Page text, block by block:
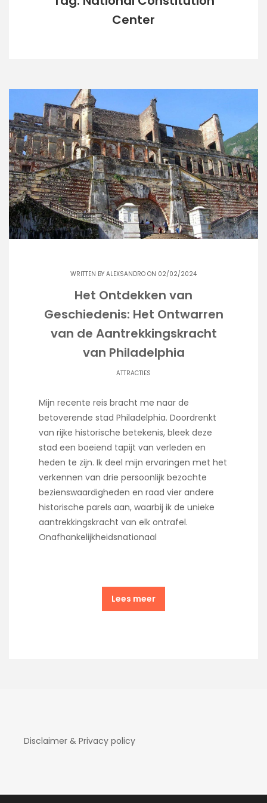
Center
WRITTEN BY ALEXSANDRO ON 02/02/2024
Het Ontdekken van
Geschiedenis: Het Ontwarren
van de Aantrekkingskracht
van Philadelphia
ATTRACTIES
Mijn recente reis bracht me naar de
betoverende stad Philadelphia. Doordrenkt
van rijke historische betekenis, bleek deze
stad een boeiend tapijt van verleden en
heden te zijn. Ik deel mijn ervaringen met het
verkennen van drie persoonlijk bezochte
bezienswaardigheden en raad vier andere
historische parels aan, waarbij ik de unieke
aantrekkingskracht van elk ontrafel.
Onafhankelijkheidsnationaal
Lees meer
Disclaimer & Privacy policy